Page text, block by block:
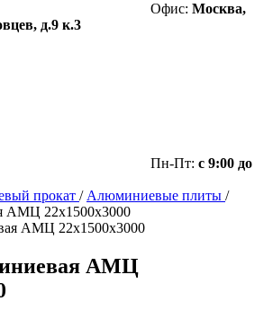
Офис: Москва,
д.9 к.3
Пн-Пт: с 9:00 до
прокат / Алюминиевые плиты /
АМЦ 22х1500х3000
АМЦ